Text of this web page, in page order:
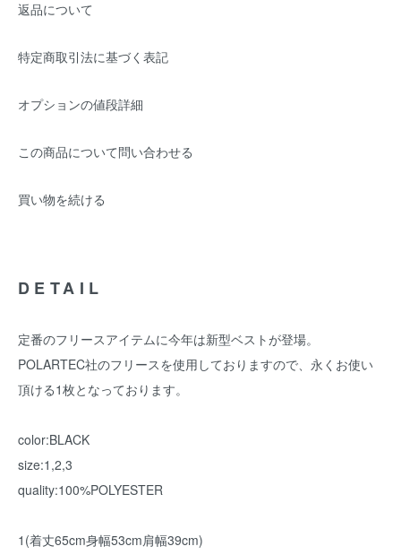
返品について
特定商取引法に基づく表記
オプションの値段詳細
この商品について問い合わせる
買い物を続ける
DETAIL
定番のフリースアイテムに今年は新型ベストが登場。
POLARTEC社のフリースを使用しておりますので、永くお使い
頂ける1枚となっております。
color:BLACK
size:1,2,3
quality:100%POLYESTER
1(着丈65cm身幅53cm肩幅39cm)